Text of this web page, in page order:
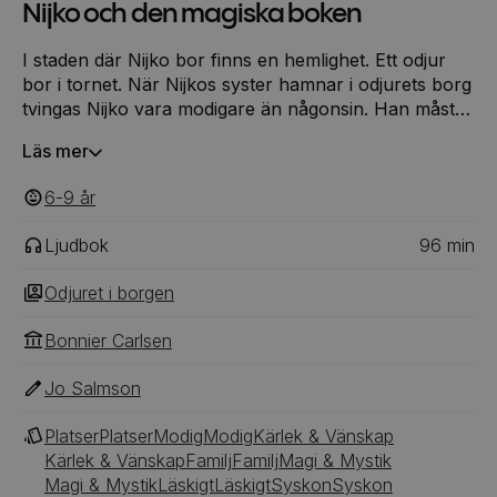
Nijko och den magiska boken
I staden där Nijko bor finns en hemlighet. Ett odjur
bor i tornet. När Nijkos syster hamnar i odjurets borg
tvingas Nijko vara modigare än någonsin. Han måste
hemligheter som länge legat dolda … Nijko och den
Odjuret i borgen.
Läs mer
6-9 ‎‎ år
Ljudbok 96 min
Odjuret i borgen
Bonnier Carlsen
Jo Salmson
PlatserPlatserModigModigKärlek & Vänskap
Kärlek & VänskapFamiljFamiljMagi & Mystik
Magi & MystikLäskigtLäskigtSyskonSyskon